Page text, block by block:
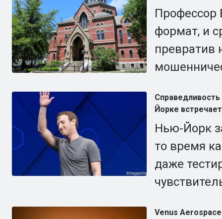
Профессор
формат, и
превратив
Йорке
Нью-Йорк
то время
даже
Venus